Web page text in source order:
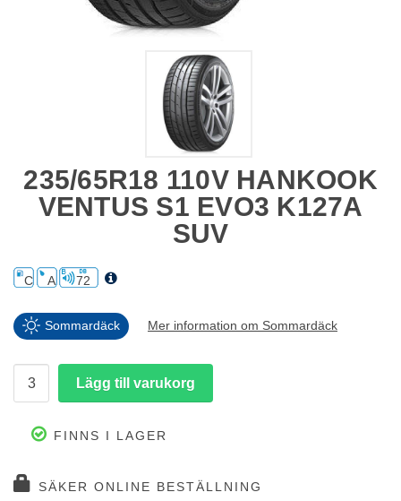
235/65R18 110V HANKOOK
VENTUS S1 EVO3 K127A
SUV
C A 72
Sommardäck Mer information om Sommardäck
FINNS I LAGER
SÄKER ONLINE BESTÄLLNING